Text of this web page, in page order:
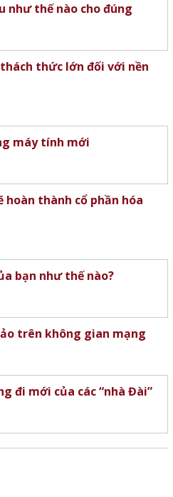
như thế nào cho đúng
thức lớn đối với nền
máy tính mới
hoàn thành cổ phần hóa
bạn như thế nào?
trên không gian mạng
đi mới của các “nhà Đài”